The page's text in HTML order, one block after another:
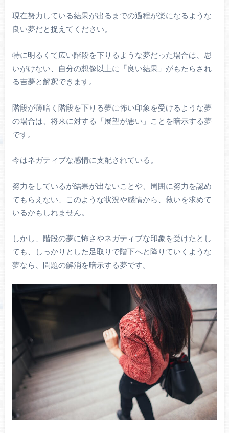
現在努力している結果が出るまでの過程が楽になるような
良い夢だと捉えてください。
特に明るくて広い階段を下りるような夢だった場合は、思
いがけない、自分の想像以上に「良い結果」がもたらされ
る吉夢と解釈できます。
階段が薄暗く階段を下りる夢に怖い印象を受けるような夢
の場合は、将来に対する「展望が悪い」ことを暗示する夢
です。
今はネガティブな感情に支配されている。
努力をしているが結果が出ないことや、周囲に努力を認め
てもらえない、このような状況や感情から、救いを求めて
いるかもしれません。
しかし、階段の夢に怖さやネガティブな印象を受けたとし
ても、しっかりとした足取りで階下へと降りていくような
夢なら、問題の解消を暗示する夢です。